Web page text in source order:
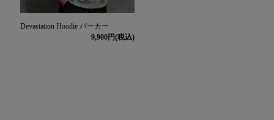
Devastation Hoodie パーカー
9,900